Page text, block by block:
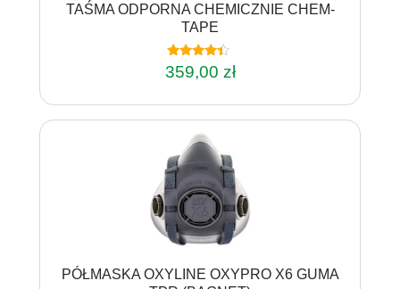
stronie
produktu
TAŚMA ODPORNA CHEMICZNIE CHEM-
TAPE
Oceniono
4.20
359,00 zł
PÓŁMASKA OXYLINE OXYPRO X6 GUMA